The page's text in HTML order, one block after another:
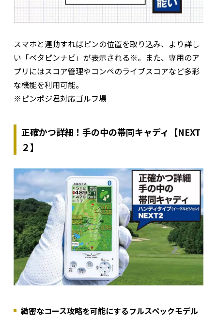
スマホと連動すればピンの位置を取り込み、より詳し
い「ベタピンナビ」が表示される※。また、専用のア
プリにはスコア管理やコンペのライブスコアなど多彩
な機能を利用可能。
※ピンポジ君対応ゴルフ場
正確かつ詳細！手の中の帯同キャディ【NEXT
２】
緻密なコース攻略を可能にするフルスペックモデル